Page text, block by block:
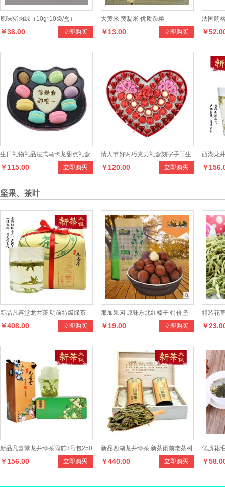
原味猪肉绒（10g*10袋/盒）
立即购买
￥36.00
大黄米 黄黏米 优质杂粮
立即购买
￥13.00
法国朗
兹古堡
￥
生日礼物礼品法式马卡龙甜点礼盒
西式糕点 立即购买
￥115.00
情人节好时巧克力礼盒刻字手工生
日巧克力 立即购买
￥120.00
西湖龙
瓷罐装
￥
坚果、茶叶
新品凡喜堂龙井茶 明前特级绿茶
250克纸包装茶叶 立即购买
￥408.00
那加果园 原味东北红榛子 特价坚
果零食 清香开口红榛子 250g装
立即购买
￥19.00
精装花
毒祛痘
￥
新品凡喜堂龙井绿茶雨前3号包250
克铁盒礼品装茶叶 立即购买
￥156.00
新品西湖龙井绿茶 新茶雨前老茶树
群体种250克礼盒装茶叶立即购买
￥440.00
优质花
￥